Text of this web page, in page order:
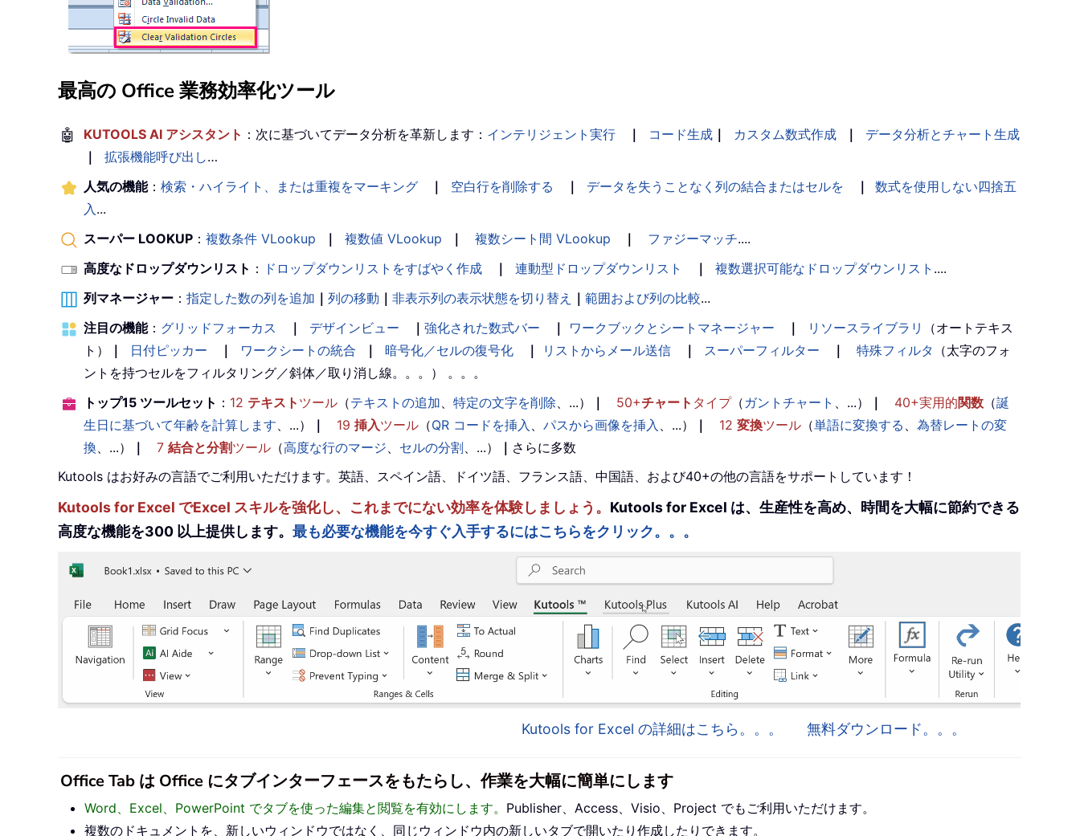
最高の Office 業務効率化ツール
🤖 KUTOOLS AI アシスタント ：次に基づいてデータ分析を革新します： インテリジェント実行 ｜ コード生成 ｜ カスタム数式作成 ｜
データ分析とチャート生成
｜
拡張機能呼び出し…
人気の機能： 検索・ハイライト、または重複をマーキング ｜ 空白行を削除する ｜ データを失うことなく列の結合またはセルを ｜
数式を使用しない四捨五
入...
スーパー LOOKUP ： 複数条件 VLookup ｜ 複数値 VLookup ｜ 複数シート間 VLookup ｜ ファジーマッチ....
高度なドロップダウンリスト ： ドロップダウンリストをすばやく作成 ｜ 連動型ドロップダウンリスト ｜ 複数選択可能なドロップダウンリスト ....
列マネージャー ： 指定した数の列を追加 ｜ 列の移動 ｜ 非表示列の表示状態を切り替え ｜ 範囲および列の比較...
注目の機能： グリッドフォーカス ｜ デザインビュー ｜ 強化された数式バー ｜ ワークブックとシートマネージャー ｜ リソースライブラリ
（オートテキス
ト）
｜ 日付ピッカー ｜ ワークシートの統合 ｜ 暗号化／セルの復号化 ｜ リストからメール送信 ｜ スーパーフィルター ｜ 特殊フィルタ （太字のフォ
ントを持つセルをフィルタリング／斜体／取り消し線。。。） 。。。
トップ15 ツールセット ： 12 テキスト ツール （テキストの追加、 特定の文字を削除、...） ｜ 50+チャート タイプ（ ガントチャート 、...） ｜ 40+実用的関数 （誕
生日に基づいて年齢を計算します、...） ｜ 19 挿入ツール （QR コードを挿入 、 パスから画像を挿入 、...） ｜ 12 変換ツール （単語に変換する 、 為替レートの変
換、...） ｜ 7 結合と分割ツール （高度な行のマージ、 セルの分割、...） ｜ さらに多数
Kutools はお好みの言語でご利用いただけます。英語、スペイン語、ドイツ語、フランス語、中国語、および40+の他の言語をサポートしています！
Kutools for Excel でExcel スキルを強化し、これまでにない効率を体験しましょう。 Kutools for Excel は、生産性を高め、時間を大幅に節約できる
高度な機能を300 以上提供します。 最も必要な機能を今すぐ入手するにはこちらをクリック。。。
Kutools for Excel の詳細はこちら。。。 無料ダウンロード。。。
Office Tab は Office にタブインターフェースをもたらし、作業を大幅に簡単にします
Word、Excel、PowerPoint でタブを使った編集と閲覧を有効にします。 Publisher、Access、Visio、Project でもご利用いただけます。
複数のドキュメントを、新しいウィンドウではなく、同じウィンドウ内の新しいタブで開いたり作成したりできます。